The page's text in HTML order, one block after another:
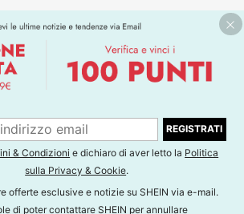
REGISTRATI
& Condizioni e dichiaro di aver letto la Politica
sulla Privacy & Cookie.
offerte esclusive e notizie su SHEIN via e-mail.
di poter contattare SHEIN per annullare